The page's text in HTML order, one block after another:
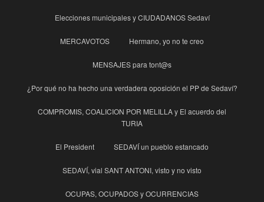
Elecciones municipales y CIUDADANOS Sedaví
MERCAVOTOS Hermano, yo no te creo
MENSAJES para tont@s
¿Por qué no ha hecho una verdadera oposición el PP de Sedaví?
COMPROMIS, COALICION POR MELILLA y El acuerdo del
TURIA
El President SEDAVÍ un pueblo estancado
SEDAVÍ, vial SANT ANTONI, visto y no visto
OCUPAS, OCUPADOS y OCURRENCIAS